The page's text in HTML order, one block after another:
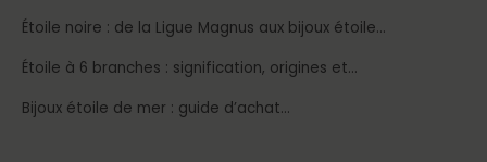
Étoile noire : de la Ligue Magnus aux bijoux étoile…
Étoile à 6 branches : signification, origines et…
Bijoux étoile de mer : guide d’achat…